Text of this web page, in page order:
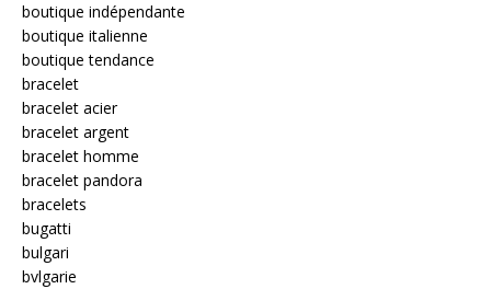
boutique indépendante
boutique italienne
boutique tendance
bracelet
bracelet acier
bracelet argent
bracelet homme
bracelet pandora
bracelets
bugatti
bulgari
bvlgarie